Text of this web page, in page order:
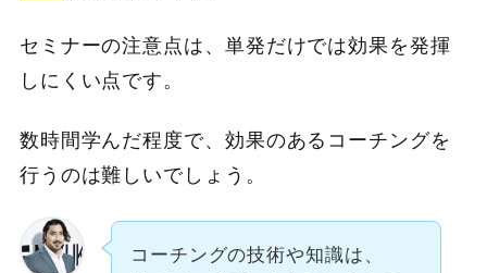
セミナーの注意点は、単発だけでは効果を発揮
しにくい点です。
数時間学んだ程度で、効果のあるコーチングを
行うのは難しいでしょう。
コーチングの技術や知識は、